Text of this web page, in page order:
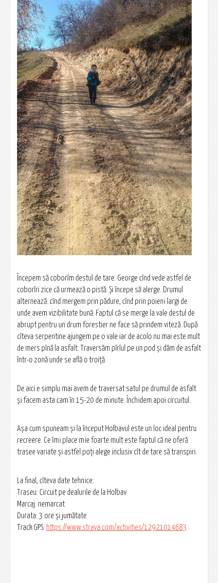
Începem să coborîm destul de tare. George cînd vede astfel de
coborîri zice că urmează o pistă. Și începe să alerge. Drumul
alternează: cînd mergem prin pădure, cînd prin poieni largi de
unde avem vizibilitate bună. Faptul că se merge la vale destul de
abrupt pentru un drum forestier ne face să prindem viteză. După
cîteva serpentine ajungem pe o vale iar de acolo nu mai este mult
de mers pînă la asfalt. Traversăm pîrîul pe un pod și dăm de asfalt
într-o zonă unde se află o troiță.
De aici e simplu mai avem de traversat satul pe drumul de asfalt
și facem asta cam în 15-20 de minute. Închidem apoi circuitul.
Așa cum spuneam și la început Holbavul este un loc ideal pentru
recreere. Ce îmi place mie foarte mult este faptul că ne oferă
trasee variate și astfel poți alege inclusiv cît de tare să transpiri.
La final, cîteva date tehnice:
Traseu: Circuit pe dealurile de la Holbav
Marcaj: nemarcat
Durata: 3 ore și jumătate
Track GPS: https://www.strava.com/activities/12921014683